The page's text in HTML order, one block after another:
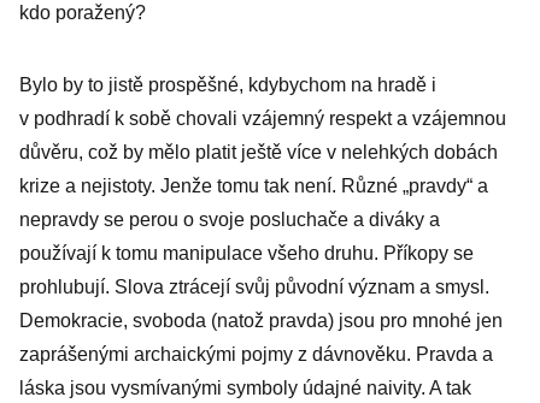
kdo poražený?
Bylo by to jistě prospěšné, kdybychom na hradě i
v podhradí k sobě chovali vzájemný respekt a vzájemnou
důvěru, což by mělo platit ještě více v nelehkých dobách
krize a nejistoty. Jenže tomu tak není. Různé „pravdy“ a
nepravdy se perou o svoje posluchače a diváky a
používají k tomu manipulace všeho druhu. Příkopy se
prohlubují. Slova ztrácejí svůj původní význam a smysl.
Demokracie, svoboda (natož pravda) jsou pro mnohé jen
zaprášenými archaickými pojmy z dávnověku. Pravda a
láska jsou vysmívanými symboly údajné naivity. A tak